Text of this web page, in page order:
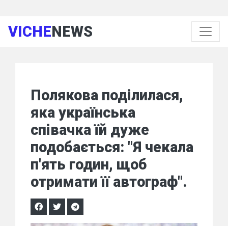
VICHENEWS
Полякова поділилася,
яка українська
співачка їй дуже
подобається: "Я чекала
п'ять годин, щоб
отримати її автограф".